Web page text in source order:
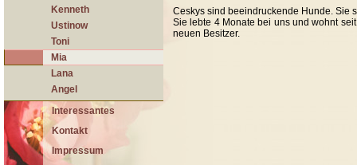
Kenneth
Ustinow
Toni
Mia
Lana
Angel
Interessantes
Kontakt
Impressum
Ceskys sind beeindruckende Hunde. Sie
Sie lebte 4 Monate bei uns und wohnt
neuen Besitzer.